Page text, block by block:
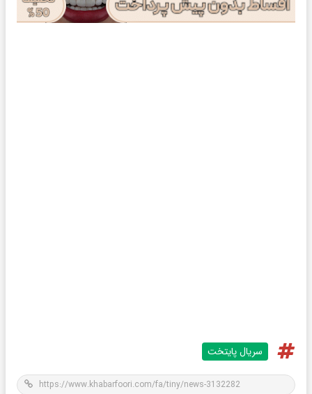
سریال پایتخت